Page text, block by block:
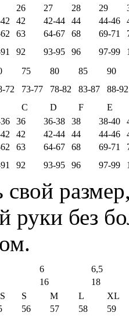
26 27 28 29
42 42-44 44 44-46
63 64-67 68 69-71
92 93-95 96 97-99
75 80 85
90
72 73-77 78-82 83-87
88-92
C D F
E
36 36-38 38 38-40
42 42-44 44 44-46
63 64-67 68 69-71
92 93-95 96 97-99
руки без
6
6,5
16
18
S M L
XL
56 57 58 59